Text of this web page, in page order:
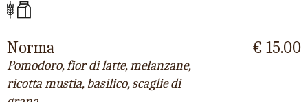
Norma
Pomodoro, fior di latte, melanzane,
ricotta mustia, basilico, scaglie di
€ 15.00